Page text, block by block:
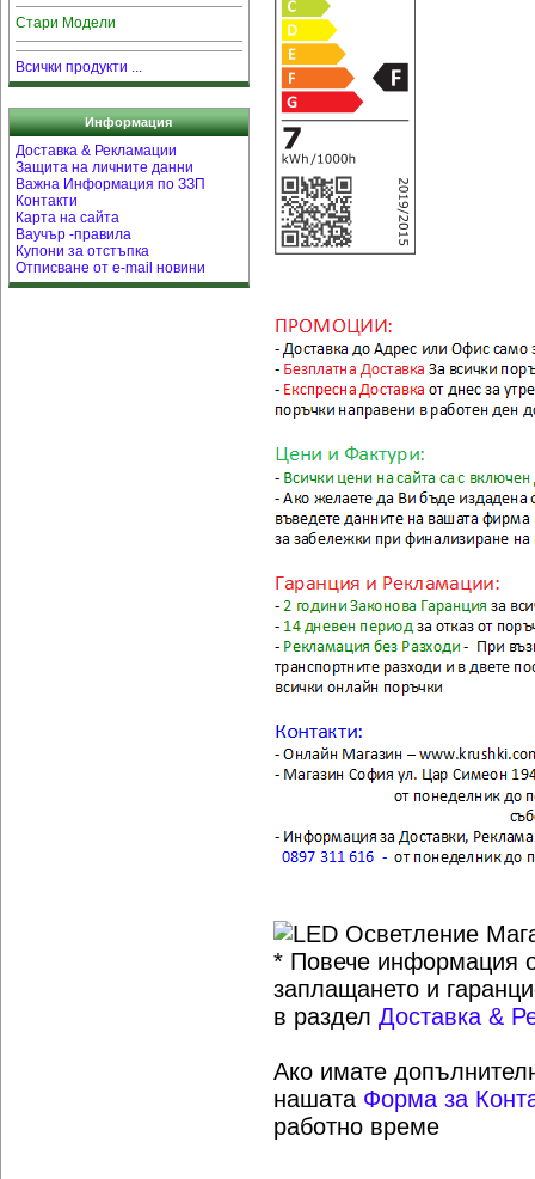
Стари Модели
Всички продукти ...
Информация
Доставка & Рекламации
Защита на личните данни
Важна Информация по ЗЗП
Контакти
Карта на сайта
Ваучър -правила
Купони за отстъпка
Отписване от e-mail новини
* Повече информация
заплащането и
в раздел Доставка &
Ако имате
нашата Форма за
работно време